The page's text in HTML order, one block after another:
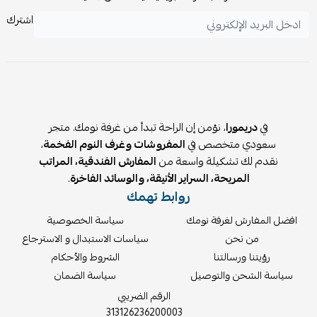
يمكن تنظيفها لدى مختص تنظيف سجاد عند الحاجة.
⚠️ملاحظات:
اشترك
فيدريمورا، نؤمن إن الراحة تبدأ من غرفة نومك. متجر
سعودي متخصص فيالمفروشات وغرف النوم الفخمة،
نقدم لك تشكيلة واسعة منالمفارش الفندقية، المراتب
المريحة، السراير الأنيقة، والوسائد الفاخرة.
روابط تهمك
افضل المفارش لغرفة نومك
من نحن
رؤيتنا ورسالتنا
سياسة الشحن والتوصيل
سياسة الخصوصية
سياسات الاستبدال و الاسترجاع
الشروط والأحكام
سياسة الضمان
الرقم الضريبي
313126236200003